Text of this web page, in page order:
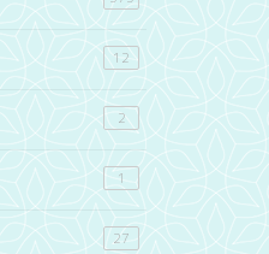
12
2
1
27